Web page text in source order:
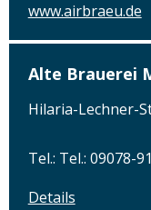
www.airbraeu.de
Alte Brauerei
Hilaria-Lechner-
Tel.: Tel.: 09078-
Details